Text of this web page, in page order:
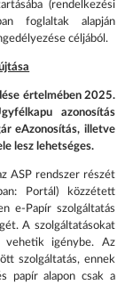
(rendelkezési
foglaltak alapján
céljából.
értelmében 2025.
azonosítás
eAzonosítás, illetve
lesz lehetséges.
ASP rendszer részét
Portál) közzétett
e-Papír szolgáltatás
A szolgáltatásokat
vehetik igénybe. Az
szolgáltatás, ennek
papír alapon csak a